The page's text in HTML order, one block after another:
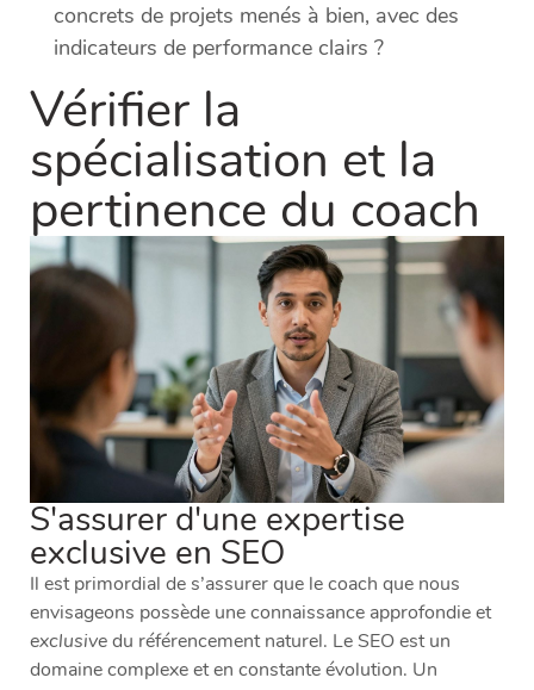
concrets de projets menés à bien, avec des
indicateurs de performance clairs ?
Vérifier la
spécialisation et la
pertinence du coach
S'assurer d'une expertise
exclusive en SEO
Il est primordial de s’assurer que le coach que nous
envisageons possède une connaissance approfondie et
exclusivedu référencement naturel. Le SEO est un
domaine complexe et en constante évolution. Un